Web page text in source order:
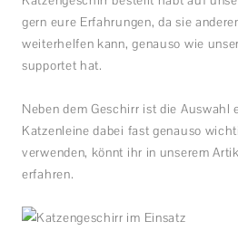
gern eure Erfahrungen, da sie
weiterhelfen kann, genauso wie
supportet hat.
Neben dem Geschirr ist die Auswahl
Katzenleine dabei fast genauso
verwenden, könnt ihr in unserem
erfahren.